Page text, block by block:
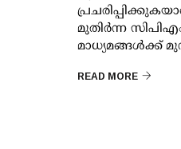
മുതിര്‍ന്ന
മാധ്യമങ്ങള്‍ക്ക്
READ MORE